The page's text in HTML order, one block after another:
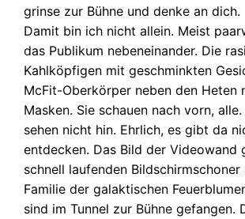
grinse zur Bühne und denke an dich.
Damit bin ich nicht allein. Meist
das Publikum nebeneinander. Die
Kahlköpfigen mit geschminkten
McFit-Oberkörper neben den Heten
Masken. Sie schauen nach vorn,
sehen nicht hin. Ehrlich, es gibt da
entdecken. Das Bild der Videowand
schnell laufenden Bildschirmschoner
Familie der galaktischen
sind im Tunnel zur Bühne gefangen.